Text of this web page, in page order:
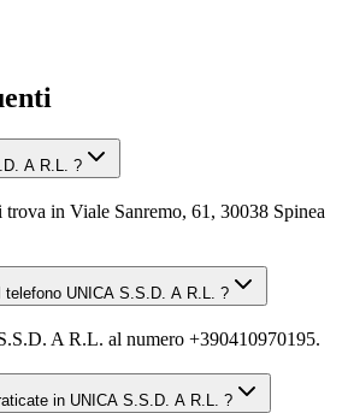
A R.L. ?
in Viale Sanremo, 61, 30038 Spinea
UNICA S.S.D. A R.L. ?
A R.L. al numero +390410970195.
in UNICA S.S.D. A R.L. ?